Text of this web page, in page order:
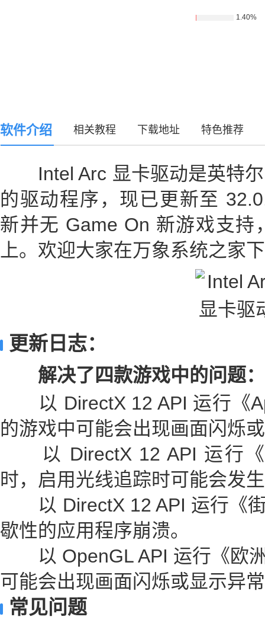
1.40%
软件介绍 相关教程 下载地址 特色推荐
Intel Arc 显卡驱动是英特尔
的驱动程序，现已更新至
新并无 Game On 新游戏支持
上。欢迎大家在万象系统之家
更新日志：
解决了四款游戏中的问题：
以 DirectX 12 API 运行《
的游戏中可能会出现画面闪烁
以 DirectX 12 API 运行《
时，启用光线追踪时可能会发
以 DirectX 12 API 运行《街
歇性的应用程序崩溃。
以 OpenGL API 运行《欧洲
可能会出现画面闪烁或显示异
常见问题